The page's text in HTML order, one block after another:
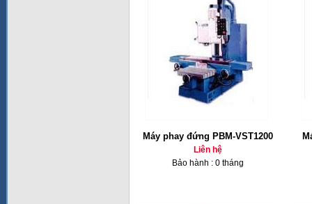
Máy phay đứng PBM-VST1200
Liên hệ
Bảo hành : 0 tháng